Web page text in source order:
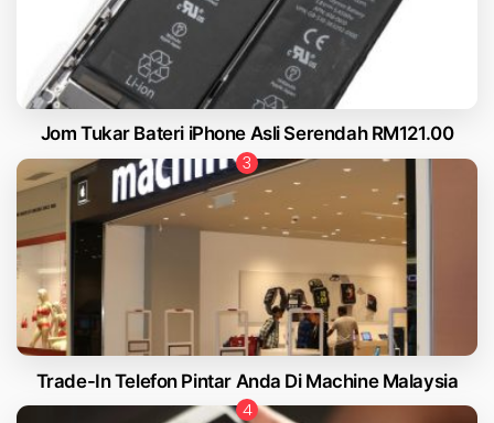
Jom Tukar Bateri iPhone Asli Serendah RM121.00
Trade-In Telefon Pintar Anda Di Machine Malaysia